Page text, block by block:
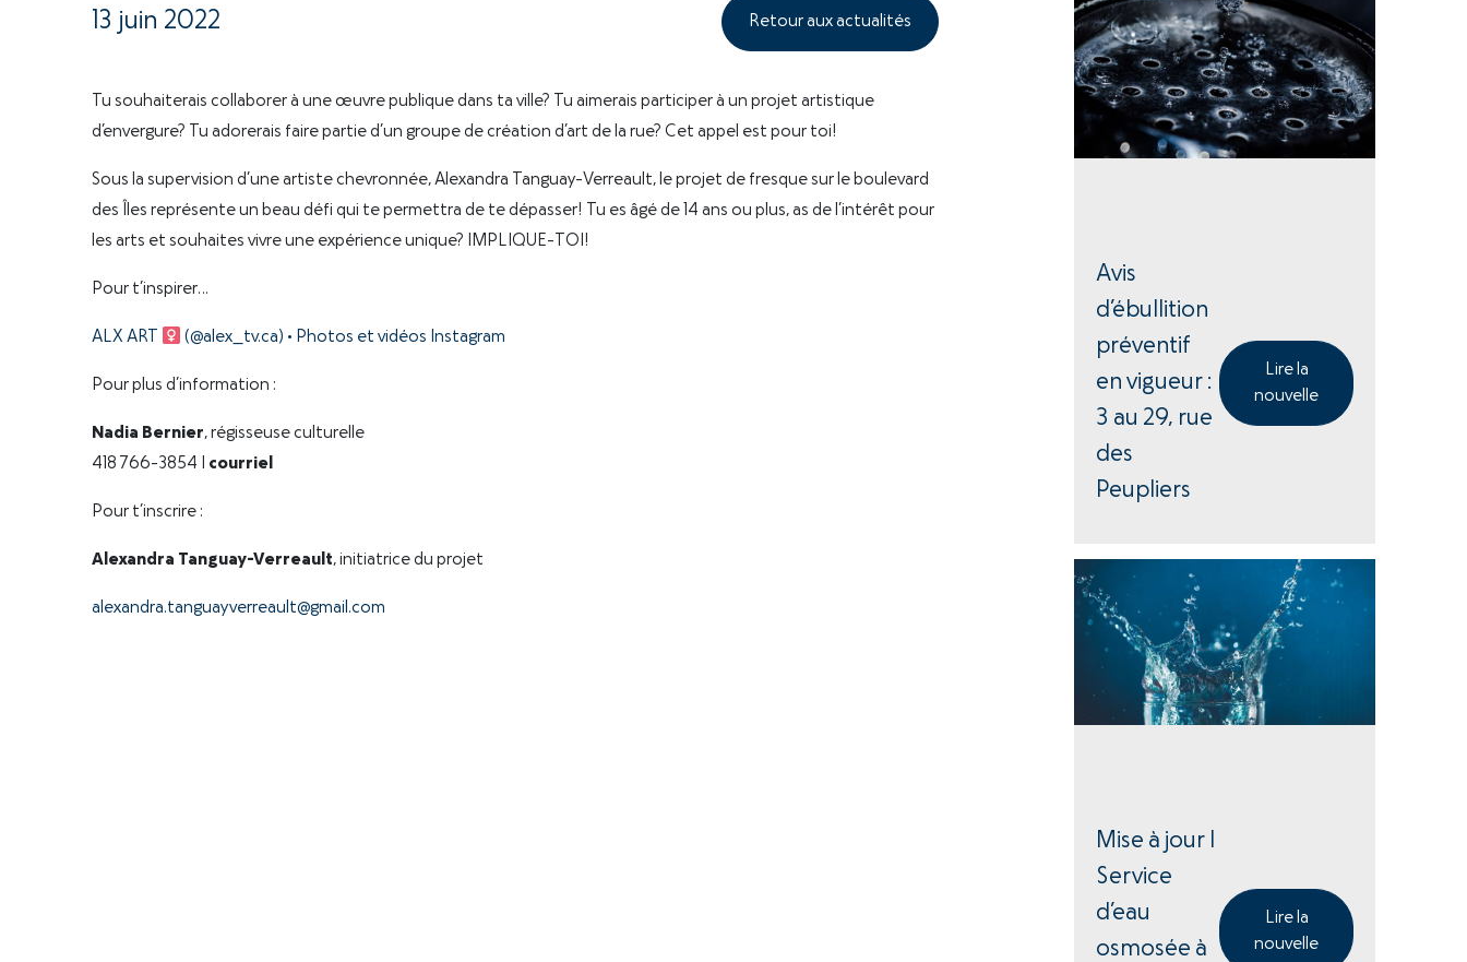
13 juin 2022 Retour aux actualités
Tu souhaiterais collaborer à une œuvre publique dans ta ville? Tu aimerais participer à un projet artistique
d’envergure? Tu adorerais faire partie d’un groupe de création d’art de la rue? Cet appel est pour toi!
Sous la supervision d’une artiste chevronnée, Alexandra Tanguay-Verreault, le projet de fresque sur le boulevard
des Îles représente un beau défi qui te permettra de te dépasser! Tu es âgé de 14 ans ou plus, as de l’intérêt pour
les arts et souhaites vivre une expérience unique? IMPLIQUE-TOI!
Pour t’inspirer…
ALX ART (@alex_tv.ca) • Photos et vidéos Instagram
Pour plus d’information :
Nadia Bernier, régisseuse culturelle
418 766-3854 | courriel
Pour t’inscrire :
Alexandra Tanguay-Verreault, initiatrice du projet
alexandra.tanguayverreault@gmail.com
Avis
d’ébullition
préventif
en vigueur :
3 au 29, rue
des
Peupliers
Lire la
nouvelle
Mise à jour |
Service
d’eau
osmosée à
Lire la
nouvelle